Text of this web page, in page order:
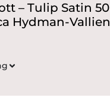
– Tulip Satin
Hydman-Vallien